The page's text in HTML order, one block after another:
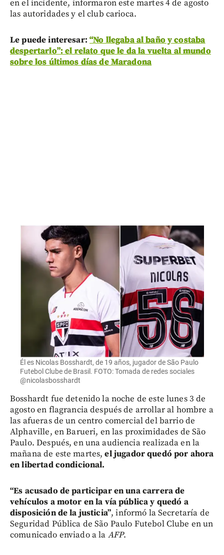
en el incidente, informaron este martes 4 de agosto
las autoridades y el club carioca.
Le puede interesar: “No llegaba al baño y costaba
despertarlo”: el relato que le da la vuelta al mundo
sobre los últimos días de Maradona
Él es Nicolas Bosshardt, de 19 años, jugador de São Paulo
Futebol Clube de Brasil. FOTO: Tomada de redes sociales
@nicolasbosshardt
Bosshardt fue detenido la noche de este lunes 3 de
agosto en flagrancia después de arrollar al hombre a
las afueras de un centro comercial del barrio de
Alphaville, en Barueri, en las proximidades de São
Paulo. Después, en una audiencia realizada en la
mañana de este martes,el jugador quedó por ahora
en libertad condicional.
“Es acusado de participar en una carrera de
vehículos a motor en la vía pública y quedó a
disposición de la justicia”, informó la Secretaría de
Seguridad Pública de São Paulo Futebol Clube en un
comunicado enviado a la AFP.